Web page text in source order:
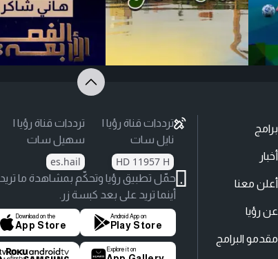
برامج
أخبار
أعلن معنا
عن رؤيا
مقدمو البرامج
ترددات قناة رؤيا |
نايل سات
HD 11957 H
ترددات قناة رؤيا |
سهيل سات
es.hail
حمّل تطبيق رؤيا وتحكّم بمشاهدة ما تريد
أينما تريد على بعد كبسة زر.
Android App on
Play Store
Download on the
App Store
Explore it on